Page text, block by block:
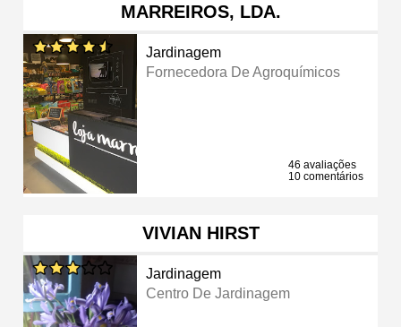
MARREIROS, LDA.
Jardinagem
Fornecedora De Agroquímicos
46 avaliações
10 comentários
VIVIAN HIRST
Jardinagem
Centro De Jardinagem